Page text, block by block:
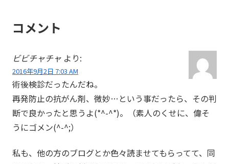
コメント
ビビチャチャ より:
2016年9月2日 7:03 AM
術後検診だったんだね。
再発防止の抗がん剤、微妙…という事だったら、その判
断で良かったと思うよ(*^-^*)。（素人のくせに、偉そ
うにゴメン(^-^;）
私も、他の方のブログとか色々読ませてもらってて、同